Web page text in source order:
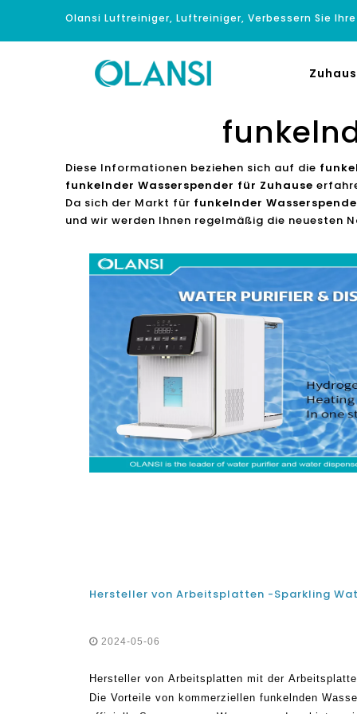
Olansi Luftreiniger, Luftreiniger, Verbessern Sie
Diese Informationen beziehen sich auf die
funkelnder Wasserspender für Zuhause
Da sich der Markt für funkelnder
und wir werden Ihnen regelmäßig die neuesten
2024-05-06
Hersteller von Arbeitsplatten mit der
Die Vorteile von kommerziellen funkelnden